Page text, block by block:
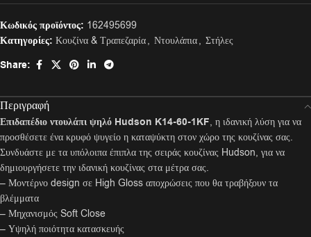
Κωδικός προϊόντος: 162495699
Κατηγορίες: Κουζίνα & Τραπεζαρία, Ντουλάπια, Στήλες
Share:
Περιγραφή
Επιδαπέδιο ντουλάπι ψηλό Hudson K14-60-1KF, η ιδανική λύση για να
προσθέσετε ένα κρυφό ψυγείο η καταψύκτη στον χώρο της κουζίνας σας.
Συνδυάστε με τα υπόλοιπα έπιπλα της σειράς κουζίνας Hudson, για να
δημιουργήσετε την ιδανική κουζίνας στα μέτρα σας.
– Μοντέρνο design σε High Gloss αποχρώσεις που θα τραβήξουν τα
βλέμματα
– Μηχανισμός Soft Close
– Υψηλή ποιότητα κατασκευής